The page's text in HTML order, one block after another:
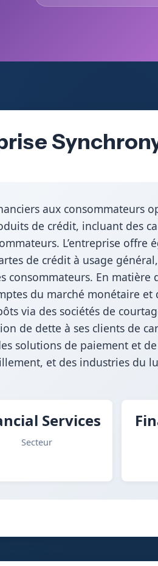
aux consommateurs
de crédit, incluant des
L’entreprise offre
de crédit à usage
consommateurs. En
du marché monétaire
via des sociétés de
de dette à ses clients de
solutions de paiement et
et des industries du
Services
Secteur